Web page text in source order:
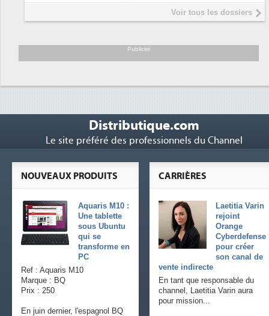
Interview de Fabrice Coquio,
président de Digital Realty...
soutient les...
Voir tous les dossiers
Publicité
Distributique.com
Le site préféré des professionnels du Channel
CARRIÈRES
Laetitia Varin
rejoint
Orange
Cyberdefense
pour créer
son canal de
vente indirecte
En tant que responsable du
channel, Laetitia Varin aura
pour mission...
NOUVEAUX PRODUITS
Aquaris M10 :
Une tablette
sous Ubuntu
qui se
transforme en
PC
Ref : Aquaris M10
Marque : BQ
Prix : 250
En juin dernier, l'espagnol BQ